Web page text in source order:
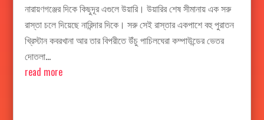
নারায়ণগঞ্জের দিকে কিছুদূর এগুলে উয়ারি। উয়ারির শেষ সীমানায় এক সরু
রাস্তা চলে দিয়েছে নারিন্দার দিকে। সরু সেই রাস্তার একপাশে বহু পুরাতন
খ্রিস্টান কবরখানা আর তার বিপরীতে উঁচু পাচিলঘেরা কম্পাউন্ডের ভেতর
দোতলা...
read more